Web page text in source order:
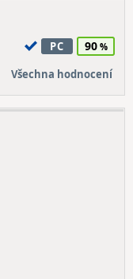
PC 90
Všechna hodnocení